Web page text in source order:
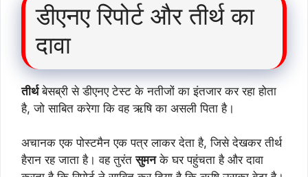
डीएनए रिपोर्ट और तीर्थ का
दावा
तीर्थबेसब्री से डीएनए टेस्ट के नतीजों का इंतजार कर रहा होता
है, जो साबित करेगा कि वह ऋषि का असली पिता है।
अचानक एक पोस्टमैन एक पत्र लाकर देता है, जिसे देखकर तीर्थ
हैरान रह जाता है। वह तुरंतसुमनके घर पहुंचता है और दावा